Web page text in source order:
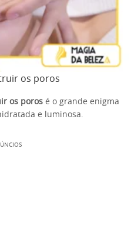
os poros
os poros é o grande enigma
e luminosa.